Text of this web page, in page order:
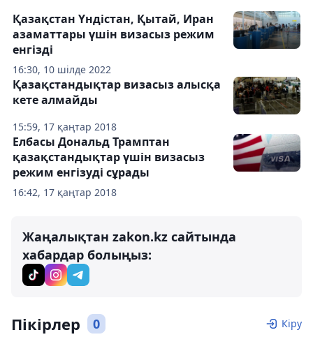
16:30, 10 шілде 2022
Қазақстан Үндістан, Қытай, Иран
азаматтары үшін визасыз режим
енгізді
15:59, 17 қаңтар 2018
Қазақстандықтар визасыз алысқа
кете алмайды
16:42, 17 қаңтар 2018
Елбасы Дональд Трамптан
қазақстандықтар үшін визасыз
режим енгізуді сұрады
Жаңалықтан zakon.kz сайтында
хабардар болыңыз:
Пікірлер 0 Кіру